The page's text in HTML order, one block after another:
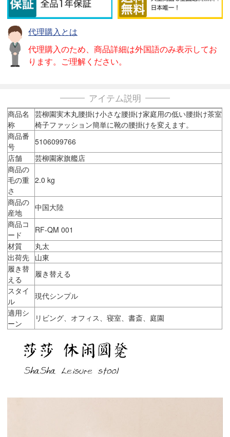
代理購入とは
代理購入のため、商品詳細は外国語のみ表示してお
ります。ご理解ください。
アイテム説明
商品名
称
芸柳園実木丸腰掛け小さな腰掛け家庭用の低い腰掛け茶室
椅子ファッション簡単に靴の腰掛けを変えます。
商品番
号
5106099766
店舗
芸柳園家旗艦店
商品の
毛の重
さ
2.0 kg
商品の
産地
中国大陸
商品コ
ード
RF-QM 001
材質
丸太
出荷先 山東
履き替
える
履き替える
スタイ
ル
現代シンプル
適用シ
ーン
リビング、オフィス、寝室、書斎、庭園